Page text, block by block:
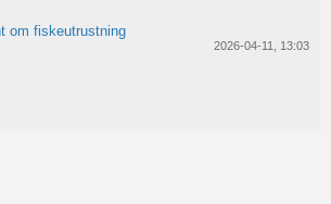
om fiskeutrustning
2026-04-11, 13:03